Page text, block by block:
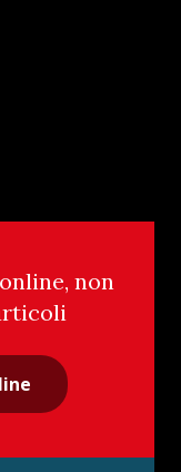
non